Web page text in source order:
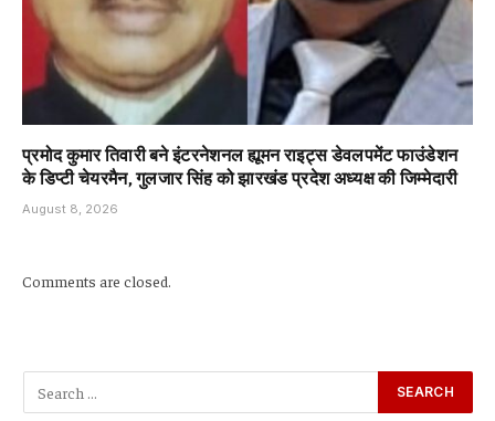
प्रमोद कुमार तिवारी बने इंटरनेशनल ह्यूमन राइट्स डेवलपमेंट फाउंडेशन
के डिप्टी चेयरमैन, गुलजार सिंह को झारखंड प्रदेश अध्यक्ष की जिम्मेदारी
August 8, 2026
Comments are closed.